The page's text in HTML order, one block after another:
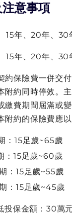
意事項
15年、20年、30
15年、20年、30
約保險費一併交
附約同時停效。
繳費期間屆滿或
附約的保險費應以
：15足歲~65歲
：15足歲~60歲
：15足歲~55歲
：15足歲~45歲
投保金額：30萬元